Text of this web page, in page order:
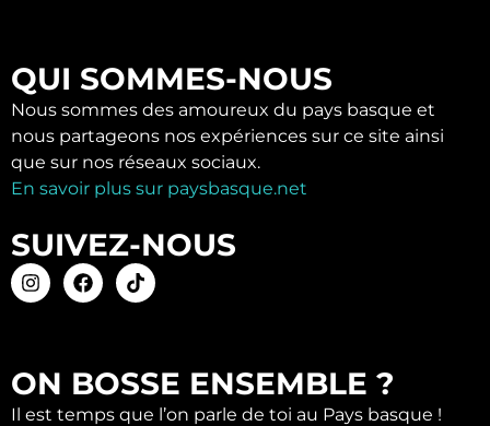
QUI SOMMES-NOUS
Nous sommes des amoureux du pays basque et
nous partageons nos expériences sur ce site ainsi
que sur nos réseaux sociaux.
En savoir plus sur paysbasque.net
SUIVEZ-NOUS
ON BOSSE ENSEMBLE ?
Il est temps que l’on parle de toi au Pays basque !